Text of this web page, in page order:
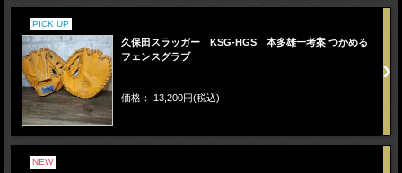
PICK UP
久保田スラッガー KSG-HGS 本多雄一考案 つかめる
フェンスグラブ
価格： 13,200円(税込)
NEW